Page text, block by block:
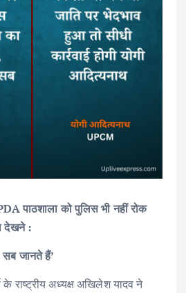
पाठशाला को पुलिस भी नहीं रोक
देखने :
जानते हैं’
के राष्ट्रीय अध्यक्ष अखिलेश यादव ने